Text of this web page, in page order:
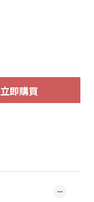
立即購買